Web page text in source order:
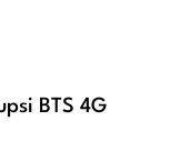
BTS 4G